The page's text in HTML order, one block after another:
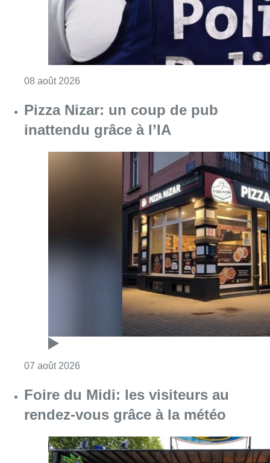
Consulter l'article "Pizza Nizar: un coup de
Foire du Midi: les visiteurs au
rendez-vous grâce à la météo